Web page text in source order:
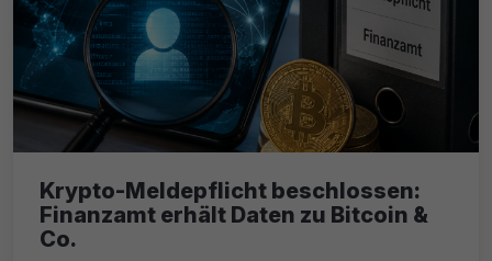
Krypto-Meldepflicht beschlossen:
Finanzamt erhält Daten zu Bitcoin &
Co.